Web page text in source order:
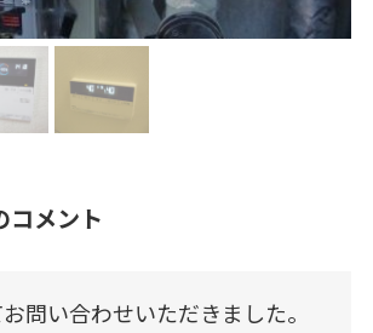
コメント
問い合わせいただきました。